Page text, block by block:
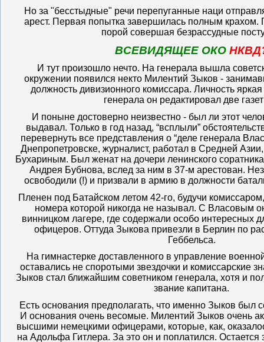
Но за "бесстыдные" речи перепуганные наци
арест. Первая попытка завершилась полным крахом.
порой совершая безрассудные
ВСЕВИДЯЩЕЕ ОКО
И тут произошло нечто. На генерала вышла
окружении появился некто Милентий Зыков -
должность дивизионного комиссара. Личность
генерала он редактировал две
И поныне достоверно неизвестно - был ли этот
выдавал. Только в год назад, “всплыли”
перевернуть все представления о “деле генерала
Днепропетровске, журналист, работал в Средней
Бухариным. Был женат на дочери ленинского
Андрея Бубнова, вслед за ним в 37-м арестован.
освободили (!) и призвали в армию в должности
Пленен под Батайском летом 42-го, будучи
номера которой никогда не называл. С Власовым
винницком лагере, где содержали особо интересных
офицеров. Оттуда Зыкова привезли в Берлин по
Геббельса.
На гимнастерке доставленного в управление
оставались не споротыми звездочки и комиссарские
Зыков стал ближайшим советником генерала, хотя и
звание капитана.
Есть основания предполагать, что именно Зыков был
И основания очень весомые. Милентий Зыков очень
высшими немецкими офицерами, которые, как,
на Адольфа Гитлера. За это он и поплатился. Остается